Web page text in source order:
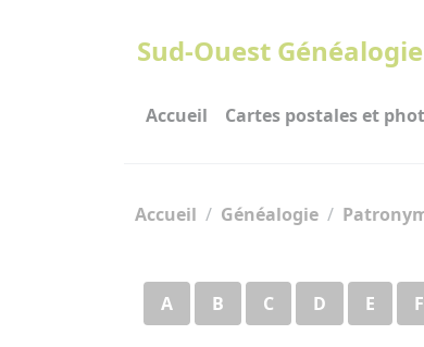
Sud-Ouest Généalogie
Accueil Cartes postales et
Accueil Généalogie
A B C D E F